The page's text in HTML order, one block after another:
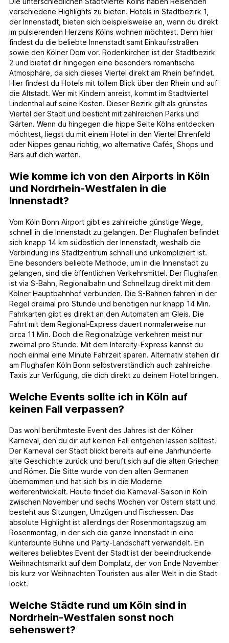
verschiedene Highlights zu bieten. Hotels in Stadtbezirk 1,
der Innenstadt, bieten sich beispielsweise an, wenn du direkt
im pulsierenden Herzens Kölns wohnen möchtest. Denn hier
findest du die beliebte Innenstadt samt Einkaufsstraßen
sowie den Kölner Dom vor. Rodenkirchen ist der Stadtbezirk
2 und bietet dir hingegen eine besonders romantische
Atmosphäre, da sich dieses Viertel direkt am Rhein befindet.
Hier findest du Hotels mit tollem Blick über den Rhein und auf
die Altstadt. Wer mit Kindern anreist, kommt im Stadtviertel
Lindenthal auf seine Kosten. Dieser Bezirk gilt als grünstes
Viertel der Stadt und besticht mit zahlreichen Parks und
Gärten. Wenn du hingegen die hippe Seite Kölns entdecken
möchtest, liegst du mit einem Hotel in den Viertel Ehrenfeld
oder Nippes genau richtig, wo alternative Cafés, Shops und
Bars auf dich warten.
Wie komme ich von den Airports in Köln
und Nordrhein-Westfalen in die
Innenstadt?
Vom Köln Bonn Airport gibt es zahlreiche günstige Wege,
schnell in die Innenstadt zu gelangen. Der Flughafen befindet
sich knapp 14 km südöstlich der Innenstadt, weshalb die
Verbindung ins Stadtzentrum schnell und unkompliziert ist.
Eine besonders beliebte Methode, um in die Innenstadt zu
gelangen, sind die öffentlichen Verkehrsmittel. Der Flughafen
ist via S-Bahn, Regionalbahn und Schnellzug direkt mit dem
Kölner Hauptbahnhof verbunden. Die S-Bahnen fahren in der
Regel dreimal pro Stunde und benötigen nur knapp 14 Min.
Fahrkarten gibt es direkt an den Automaten am Gleis. Die
Fahrt mit dem Regional-Express dauert normalerweise nur
circa 11 Min. Doch die Regionalzüge verkehren meist nur
zweimal pro Stunde. Mit dem Intercity-Express kannst du
noch einmal eine Minute Fahrzeit sparen. Alternativ stehen dir
am Flughafen Köln Bonn selbstverständlich auch zahlreiche
Taxis zur Verfügung, die dich direkt zu deinem Hotel bringen.
Welche Events sollte ich in Köln auf
keinen Fall verpassen?
Das wohl berühmteste Event des Jahres ist der Kölner
Karneval, den du dir auf keinen Fall entgehen lassen solltest.
Der Karneval der Stadt blickt bereits auf eine Jahrhunderte
alte Geschichte zurück und beruft sich auf die alten Griechen
und Römer. Die Sitte wurde von den alten Germanen
übernommen und hat sich bis in die Moderne
weiterentwickelt. Heute findet die Karneval-Saison in Köln
zwischen November und sechs Wochen vor Ostern statt und
besteht aus Sitzungen, Umzügen und Fischessen. Das
absolute Highlight ist allerdings der Rosenmontagszug am
Rosenmontag, in der sich die ganze Innenstadt in eine
kunterbunte Bühne und Party-Landschaft verwandelt. Ein
weiteres beliebtes Event der Stadt ist der beeindruckende
Weihnachtsmarkt auf dem Domplatz, der von Ende November
bis kurz vor Weihnachten Touristen aus aller Welt in die Stadt
lockt.
Welche Städte rund um Köln sind in
Nordrhein-Westfalen sonst noch
sehenswert?